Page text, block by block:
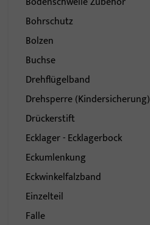
Bohrschutz
Bolzen
Buchse
Drehflügelband
Drehsperre (Kindersicherung)
Drückerstift
Ecklager - Ecklagerbock
Eckumlenkung
Eckwinkelfalzband
Einzelteil
Falle